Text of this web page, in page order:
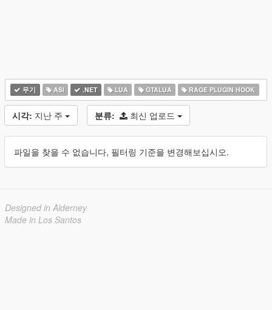
무기 ASI .NET LUA GTALUA RAGE PLUGIN HOOK
시각: 지난 주 분류: 최신 업로드
파일을 찾을 수 없습니다, 필터링 기준을 변경해보십시오.
Designed in Alderney
Made in Los Santos